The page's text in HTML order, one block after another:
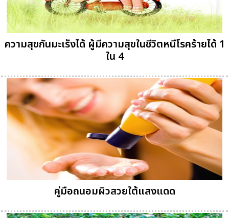
ความสุขกันมะเร็งได้ ผู้มีความสุขในชีวิตหนีโรคร้ายได้ 1
ใน 4
คู่มือถนอมผิวสวยใต้แสงแดด